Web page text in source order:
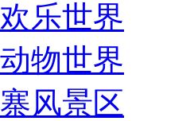
乐世界
物世界
风景区